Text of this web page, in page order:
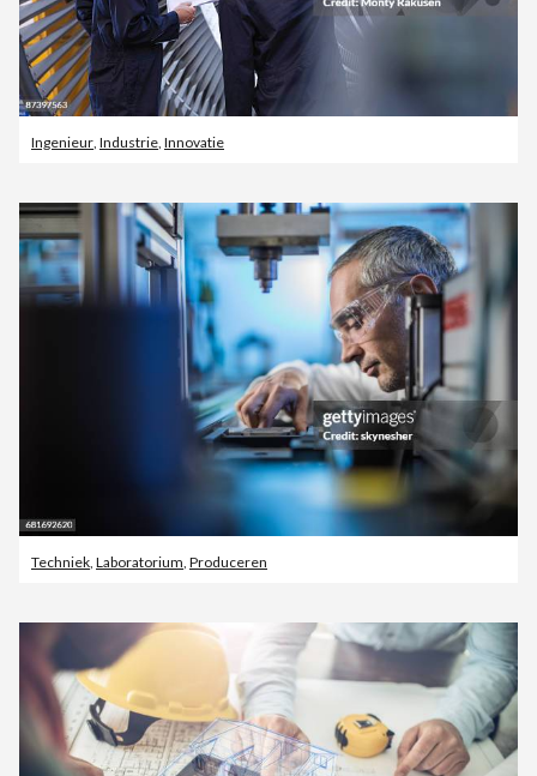
Ingenieur, Industrie, Innovatie
Techniek Laboratorium Produceren